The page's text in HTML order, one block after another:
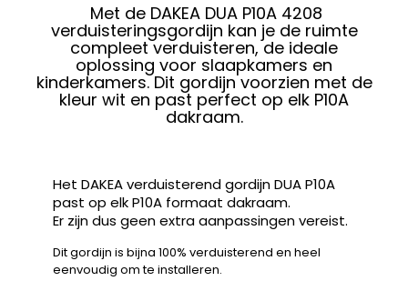
Met de DAKEA DUA P10A 4208
verduisteringsgordijn kan je de ruimte
compleet verduisteren, de ideale
oplossing voor slaapkamers en
kinderkamers. Dit gordijn voorzien met de
kleur wit en past perfect op elk P10A
dakraam.
Het DAKEA verduisterend gordijn DUA P10A
past op elk P10A formaat dakraam.
Er zijn dus geen extra aanpassingen vereist.
Dit gordijn is bijna 100% verduisterend en heel
eenvoudig om te installeren.